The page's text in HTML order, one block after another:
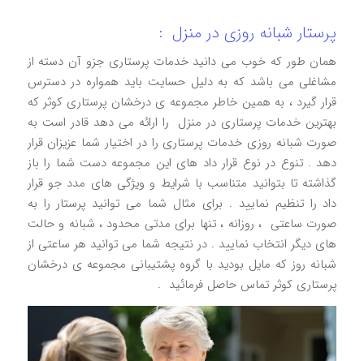
پرستار شبانه روزی در منزل :
همان طور که خوب می دانید خدمات پرستاری جزو آن دسته از
مشاغلی می باشد که به دلیل حسایت باید همواره در دسترس
قرار گیرد ، به همین خاطر مجموعه ی درخشان پرستاری کوثر که
بهترین خدمات پرستاری در منزل را ارائه می دهد قادر است به
صورت شبانه روزی خدمات پرستاری را در اختیار شما عزیزان قرار
دهد . تنوع در نوع قرار داد های این مجموعه دست شما را باز
گذاشته تا بتوانید متناسب با شرایط و ویژگی های مدد جو قرار
داد را تنظیم نمایید . برای مثال شما می توانید پرستار را به
صورت ساعتی ، روزانه ، تنها برای مدتی محدود ، شبانه و حالت
های دیگر انتخاب نمایید . در نتیجه شما می توانید هر ساعتی از
شبانه روز که مایل بودید با گروه پشتیبانی مجموعه ی درخشان
پرستاری کوثر تماس حاصل فرمائید .